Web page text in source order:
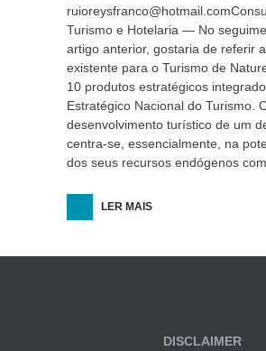
Turismo e Hotelaria — No
artigo anterior, gostaria de referir
existente para o Turismo de
10 produtos estratégicos
Estratégico Nacional do Turismo.
desenvolvimento turístico de um
centra-se, essencialmente, na
dos seus recursos endógenos
LER MAIS
DISCLAIMER